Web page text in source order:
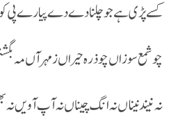
کسے پڑی ہے جو چلنا دے دے پیارے پی کو
چو شمع سوزاں چو ذرہ حیراں زمہر آں مہ
نہ نیند نیناں نہ انگ چیناں نہ آپ آویں نہ